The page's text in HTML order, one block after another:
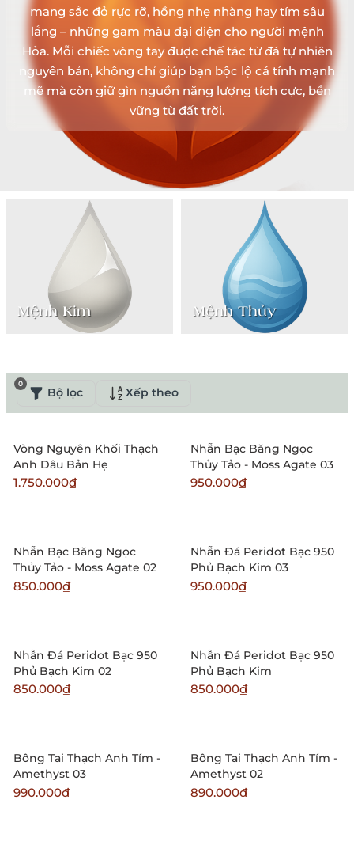
mang sắc đỏ rực rỡ, hồng nhẹ nhàng hay tím sâu
lắng – những gam màu đại diện cho người mệnh
Hỏa. Mỗi chiếc vòng tay được chế tác từ đá tự nhiên
nguyên bản, không chỉ giúp bạn bộc lộ cá tính mạnh
mẽ mà còn giữ gìn nguồn năng lượng tích cực, bền
vững từ đất trời.
Mệnh Kim Mệnh Thủy
Bộ lọc
0
Xếp theo
Vòng Nguyên Khối Thạch
Anh Dâu Bản Hẹ
1.750.000₫
Nhẫn Bạc Băng Ngọc
Thủy Tảo - Moss Agate 03
950.000₫
Nhẫn Bạc Băng Ngọc
Thủy Tảo - Moss Agate 02
850.000₫
Nhẫn Đá Peridot Bạc 950
Phủ Bạch Kim 03
950.000₫
Nhẫn Đá Peridot Bạc 950
Phủ Bạch Kim 02
850.000₫
Nhẫn Đá Peridot Bạc 950
Phủ Bạch Kim
850.000₫
Bông Tai Thạch Anh Tím -
Amethyst 03
990.000₫
Bông Tai Thạch Anh Tím -
Amethyst 02
890.000₫